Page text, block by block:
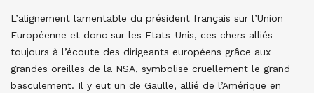
L’alignement lamentable du président français sur l’Union
Européenne et donc sur les Etats-Unis, ces chers alliés
toujours à l’écoute des dirigeants européens grâce aux
grandes oreilles de la NSA, symbolise cruellement le grand
basculement. Il y eut un de Gaulle, allié de l’Amérique en